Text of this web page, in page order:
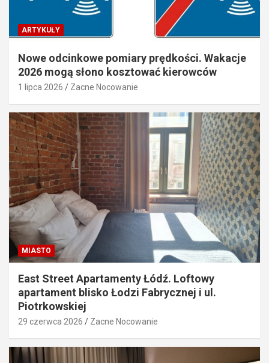
ARTYKUŁY
Nowe odcinkowe pomiary prędkości. Wakacje
2026 mogą słono kosztować kierowców
1 lipca 2026 Zacne Nocowanie
MIASTO
East Street Apartamenty Łódź. Loftowy
apartament blisko Łodzi Fabrycznej i ul.
Piotrkowskiej
29 czerwca 2026 Zacne Nocowanie